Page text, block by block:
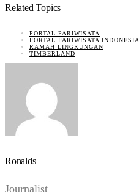
Related Topics
PORTAL PARIWISATA
PORTAL PARIWISATA INDONESIA
RAMAH LINGKUNGAN
TIMBERLAND
Ronalds
Journalist